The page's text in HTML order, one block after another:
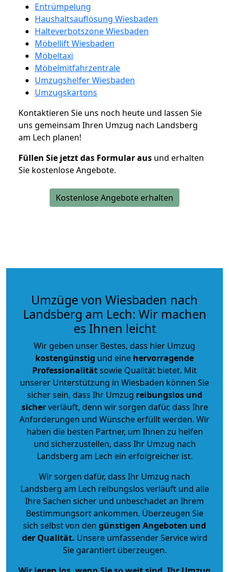
Entrümpelung
Haushaltsauflösung Wiesbaden
Halteverbotszone Wiesbaden
Möbellift Wiesbaden
Möbeltaxi
Möbelmitfahrzentrale
Umzugshelfer Wiesbaden
Umzugskartons
Kontaktieren Sie uns noch heute und lassen Sie
uns gemeinsam Ihren Umzug nach Landsberg
am Lech planen!
Füllen Sie jetzt das Formular aus und erhalten
Sie kostenlose Angebote.
Kostenlose Angebote erhalten
Umzüge von Wiesbaden nach
Landsberg am Lech: Wir machen
es Ihnen leicht
Wir geben unser Bestes, dass hier Umzug
kostengünstig und eine hervorragende
Professionalitätsowie Qualität bietet. Mit
unserer Unterstützung in Wiesbaden können Sie
sicher sein, dass Ihr Umzug reibungslos und
sicherverläuft, denn wir sorgen dafür, dass Ihre
Anforderungen und Wünsche erfüllt werden. Wir
haben die besten Partner, um Ihnen zu helfen
und sicherzustellen, dass Ihr Umzug nach
Landsberg am Lech ein erfolgreicher ist.
Wir sorgen dafür, dass Ihr Umzug nach
Landsberg am Lech reibungslos verläuft und alle
Ihre Sachen sicher und unbeschadet an Ihrem
Bestimmungsort ankommen. Überzeugen Sie
sich selbst von den günstigen Angeboten und
der Qualität. Unsere umfassender Service wird
Sie garantiert überzeugen.